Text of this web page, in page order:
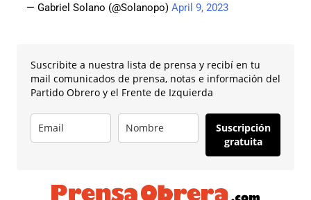
— Gabriel Solano (@Solanopo) April 9, 2023
Suscribite a nuestra lista de prensa y recibí en tu
mail comunicados de prensa, notas e información del
Partido Obrero y el Frente de Izquierda
Suscripción
gratuita